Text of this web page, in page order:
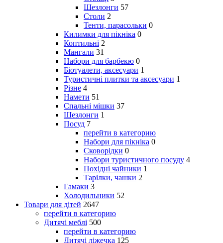
Шезлонги 57
Столи 2
Тенти, парасольки 0
Килимки для пікніка 0
Коптильні 2
Мангали 31
Набори для барбекю 0
Біотуалети, аксесуари 1
Туристичні плитки та аксесуари 1
Різне 4
Намети 51
Спальні мішки 37
Шезлонги 1
Посуд 7
перейти в категорию
Набори для пікніка 0
Сковорідки 0
Набори туристичного посуду 4
Похідні чайники 1
Тарілки, чашки 2
Гамаки 3
Холодильники 52
Товари для дітей 2647
перейти в категорию
Дитячі меблі 500
перейти в категорию
Дитячі ліжечка 125